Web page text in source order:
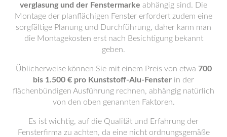
verglasung und der Fenstermarke abhängig sind. Die
Montage der planflächigen Fenster erfordert zudem eine
sorgfältige Planung und Durchführung, daher kann man
die Montagekosten erst nach Besichtigung bekannt
geben.
Üblicherweise können Sie mit einem Preis von etwa 700
bis 1.500 € pro Kunststoff-Alu-Fenster in der
flächenbündigen Ausführung rechnen, abhängig natürlich
von den oben genannten Faktoren.
Es ist wichtig, auf die Qualität und Erfahrung der
Fensterfirma zu achten, da eine nicht ordnungsgemäße